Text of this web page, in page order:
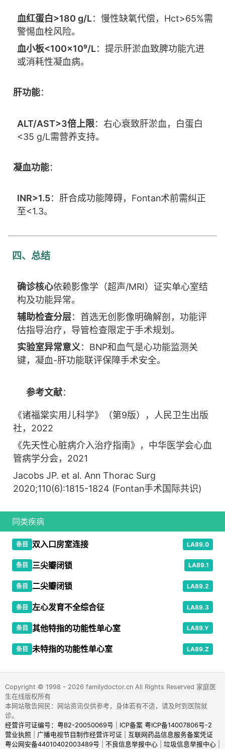
血红蛋白>180 g/L：慢性缺氧代偿，Hct>65%需
警惕血栓风险。
血小板<100×10⁹/L：提示肝淤血致脾功能亢进
或消耗性凝血病。
肝功能：
ALT/AST>3倍上限：右心衰致肝淤血，白蛋白
<35 g/L需营养支持。
凝血功能：
INR>1.5：肝合成功能障碍，Fontan术前需纠正
至<1.3。
四、总结
确诊核心依赖影像学（超声/MRI）证实单心室结
构及功能异常。
辅助检查分层：首选无创影像明确解剖，功能评
估指导治疗，导管检查限定于手术规划。
实验室异常意义：BNP和血气是心功能监测关
键，凝血-肝功能联评保障手术安全。
参考文献：
《诸福棠实用儿科学》（第9版），人民卫生出版
社，2022
《先天性心脏病介入治疗指南》，中华医学会心血
管病学分会，2021
Jacobs JP. et al. Ann Thorac Surg
2020;110(6):1815-1824 (Fontan手术国际共识)
同类疾病
条目 双入口房室连接 LA89.0
条目 三尖瓣闭锁 LA89.1
条目 二尖瓣闭锁 LA89.2
条目 左心发育不全综合征 LA89.3
条目 其他特指的功能性单心室 LA89.Y
条目 未特指的功能性单心室 LA89.Z
Copyright © 1998 - 2026 familydoctor.cn All Rights Reserved 家庭医
生在线版权所有
本网站敬告网民：网站资讯仅供参考，身体若有不适，请及时到医院就
诊。
经营许可证编号：粤B2-20050069号
ICP备案 粤ICP备14007806号-2
营业执照
广播电视节目制作经营许可证
互联网药品信息服务备案凭证
粤公网安备44010402003489号
不良信息举报中心| 垃圾信息举报中心|